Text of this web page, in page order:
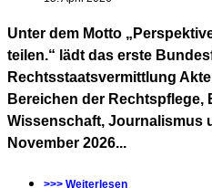
Unter dem Motto
teilen.“ lädt das erste
Rechtsstaatsvermittlung
Bereichen der Rechtspflege,
Wissenschaft, Journalismus
November 2026...
>>> Weiterlesen